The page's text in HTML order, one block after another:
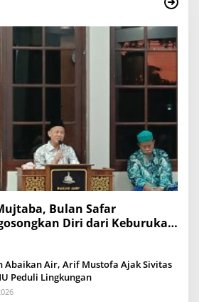
Bulan Safar
Diri dari Keburukan
Amal Kebaikan
Abaikan Air, Arif Mustofa Ajak Sivitas
Peduli Lingkungan